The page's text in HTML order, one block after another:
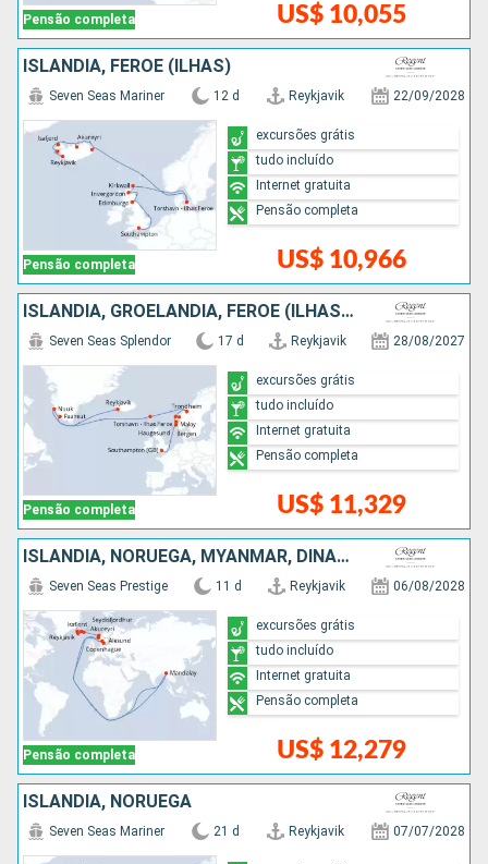
Pensão completa US$ 10,055
ISLÂNDIA, FEROE (ILHAS)
Pensão completa
Seven Seas Mariner 12 d Reykjavik 22/09/2028
US$ 10,966
excursões grátis
tudo incluído
Internet gratuita
Pensão completa
ISLÂNDIA, GROELÂNDIA, FEROE (ILHAS), NORUEGA
Pensão completa
Seven Seas Splendor 17 d Reykjavik 28/08/2027
US$ 11,329
excursões grátis
tudo incluído
Internet gratuita
Pensão completa
ISLÂNDIA, NORUEGA, MYANMAR, DINAMARCA
Pensão completa
Seven Seas Prestige 11 d Reykjavik 06/08/2028
US$ 12,279
excursões grátis
tudo incluído
Internet gratuita
Pensão completa
ISLÂNDIA, NORUEGA
Seven Seas Mariner 21 d Reykjavik 07/07/2028